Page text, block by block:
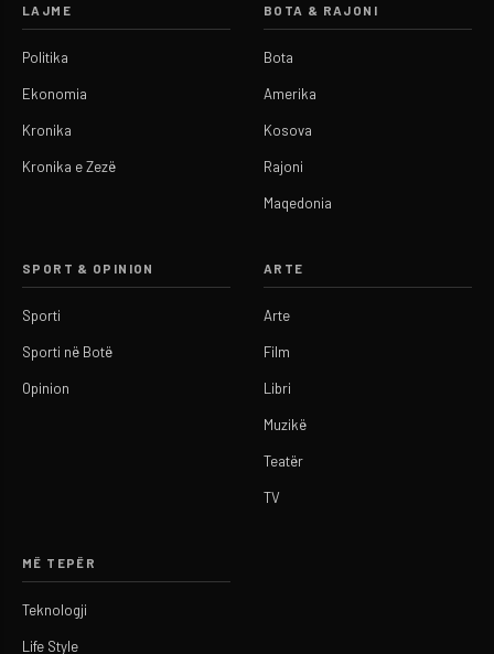
LAJME
Politika
Ekonomia
Kronika
Kronika e Zezë
BOTA & RAJONI
Bota
Amerika
Kosova
Rajoni
Maqedonia
SPORT & OPINION
Sporti
Sporti në Botë
Opinion
ARTE
Arte
Film
Libri
Muzikë
Teatër
TV
MË TEPËR
Teknologji
Life Style